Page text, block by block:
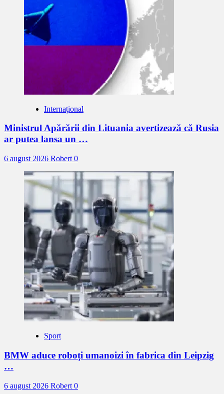
Internațional
Ministrul Apărării din Lituania avertizează că Rusia
ar putea lansa un …
6 august 2026 Robert 0
Sport
BMW aduce roboți umanoizi în fabrica din Leipzig
…
6 august 2026 Robert 0